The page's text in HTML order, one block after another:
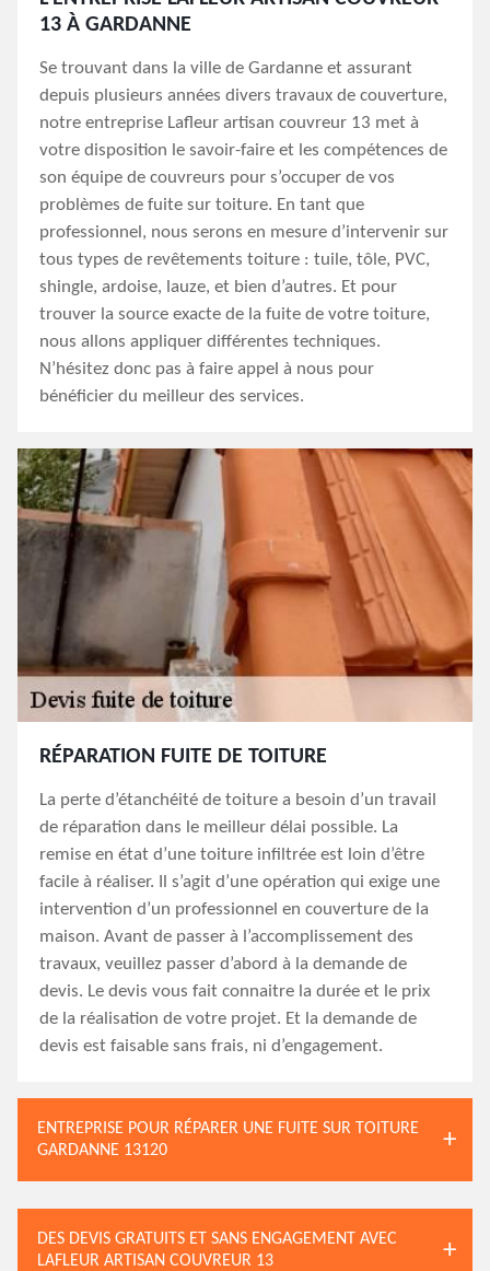
13 À GARDANNE
Se trouvant dans la ville de Gardanne et assurant
depuis plusieurs années divers travaux de couverture,
notre entreprise Lafleur artisan couvreur 13 met à
votre disposition le savoir-faire et les compétences de
son équipe de couvreurs pour s’occuper de vos
problèmes de fuite sur toiture. En tant que
professionnel, nous serons en mesure d’intervenir sur
tous types de revêtements toiture : tuile, tôle, PVC,
shingle, ardoise, lauze, et bien d’autres. Et pour
trouver la source exacte de la fuite de votre toiture,
nous allons appliquer différentes techniques.
N’hésitez donc pas à faire appel à nous pour
bénéficier du meilleur des services.
RÉPARATION FUITE DE TOITURE
La perte d’étanchéité de toiture a besoin d’un travail
de réparation dans le meilleur délai possible. La
remise en état d’une toiture infiltrée est loin d’être
facile à réaliser. Il s’agit d’une opération qui exige une
intervention d’un professionnel en couverture de la
maison. Avant de passer à l’accomplissement des
travaux, veuillez passer d’abord à la demande de
devis. Le devis vous fait connaitre la durée et le prix
de la réalisation de votre projet. Et la demande de
devis est faisable sans frais, ni d’engagement.
ENTREPRISE POUR RÉPARER UNE FUITE SUR TOITURE
GARDANNE 13120
DES DEVIS GRATUITS ET SANS ENGAGEMENT AVEC
LAFLEUR ARTISAN COUVREUR 13